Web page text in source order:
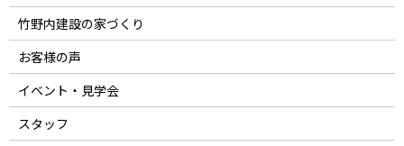
竹野内建設の家づくり
お客様の声
イベント・見学会
スタッフ